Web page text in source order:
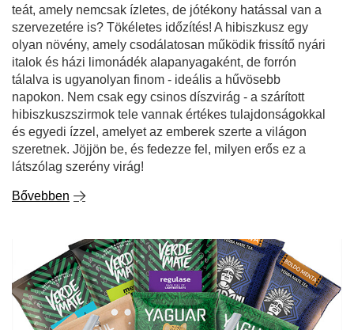
teát, amely nemcsak ízletes, de jótékony hatással van a
szervezetére is? Tökéletes időzítés! A hibiszkusz egy
olyan növény, amely csodálatosan működik frissítő nyári
italok és házi limonádék alapanyagaként, de forrón
tálalva is ugyanolyan finom - ideális a hűvösebb
napokon. Nem csak egy csinos díszvirág - a szárított
hibiszkuszszirmok tele vannak értékes tulajdonságokkal
és egyedi ízzel, amelyet az emberek szerte a világon
szeretnek. Jöjjön be, és fedezze fel, milyen erős ez a
látszólag szerény virág!
Bővebben